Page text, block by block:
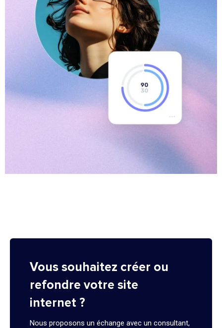
Vous souhaitez créer ou
refondre votre site
internet ?
Nous proposons un échange avec un consultant,